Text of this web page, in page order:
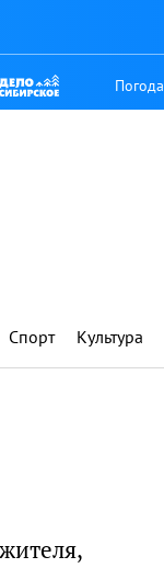
Погода
Спорт Культура